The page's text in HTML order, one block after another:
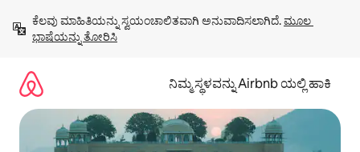
ಹೋಗಿ
ಕೆಲವು ಮಾಹಿತಿಯನ್ನು ಸ್ವಯಂಚಾಲಿತವಾಗಿ ಅನುವಾದಿಸಲಾಗಿದೆ. ಮೂಲ
ಭಾಷೆಯನ್ನು ತೋರಿಸಿ
ನಿಮ್ಮ ಸ್ಥಳವನ್ನು Airbnb ಯಲ್ಲಿ ಹಾಕಿ